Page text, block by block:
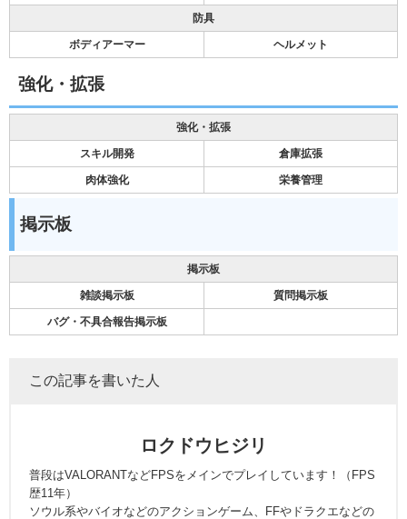
防具
ボディアーマー ヘルメット
強化・拡張
強化・拡張
スキル開発 倉庫拡張
肉体強化 栄養管理
掲示板
掲示板
雑談掲示板 質問掲示板
バグ・不具合報告掲示板
この記事を書いた人
ロクドウヒジリ
普段はVALORANTなどFPSをメインでプレイしています！（FPS
歴11年）
ソウル系やバイオなどのアクションゲーム、FFやドラクエなどの